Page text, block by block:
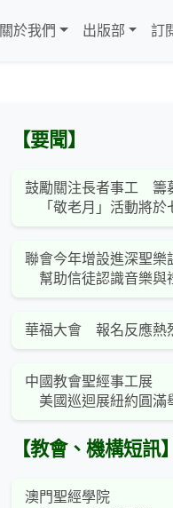
關於我們 出版部 訂
【要聞】
鼓勵關注長者事工 籌
「敬老月」活動將於
聯會今年增設進深聖樂
幫助信徒認識音樂與
華福大會 報名反應熱
中國教會聖經事工展
美國巡迴展紐約圓滿
【教會、機構短訊】
澳門聖經學院